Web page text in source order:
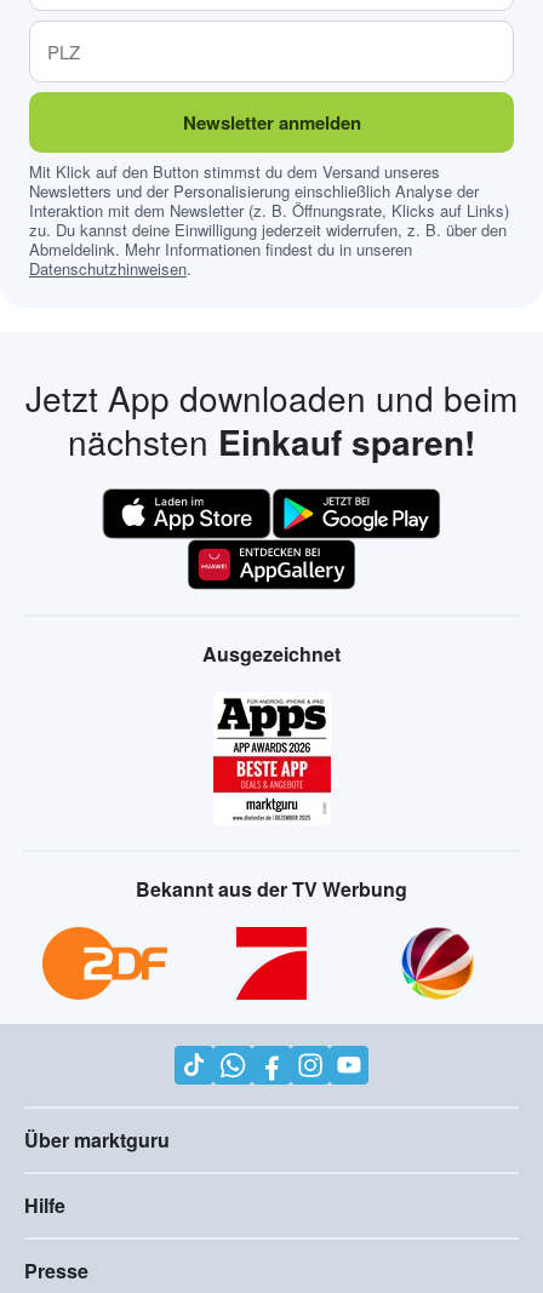
Newsletter anmelden
Mit Klick auf den Button stimmst du dem Versand unseres
Newsletters und der Personalisierung einschließlich Analyse der
Interaktion mit dem Newsletter (z. B. Öffnungsrate, Klicks auf Links)
zu. Du kannst deine Einwilligung jederzeit widerrufen, z. B. über den
Abmeldelink. Mehr Informationen findest du in unseren
Datenschutzhinweisen.
Jetzt App downloaden und beim
nächsten Einkauf sparen!
Ausgezeichnet
Bekannt aus der TV Werbung
Über marktguru
Hilfe
Presse